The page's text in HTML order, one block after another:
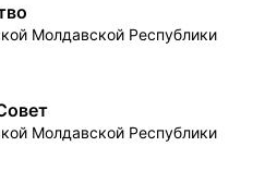
Молдавской Республики
Молдавской Республики